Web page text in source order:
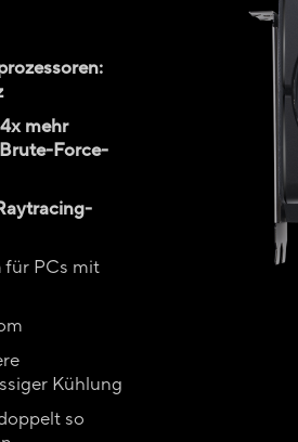
mehr
Force-
für PCs mit
Kühlung
so